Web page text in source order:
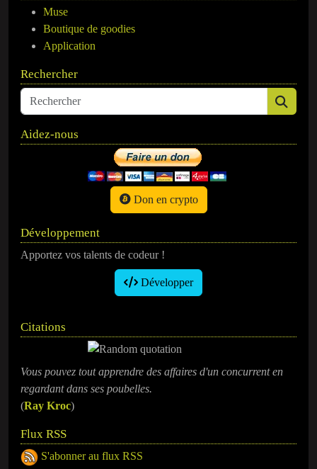
Muse
Boutique de goodies
Application
Rechercher
Aidez-nous
Don en crypto
Développement
Apportez vos talents de codeur !
Développer
Citations
Vous pouvez tout apprendre des affaires d'un concurrent en
regardant dans ses poubelles.
(Ray Kroc)
Flux RSS
S'abonner au flux RSS